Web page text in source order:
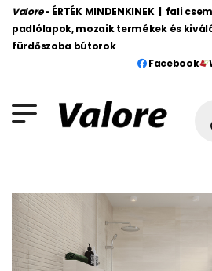
Valore - ÉRTÉK MINDENKINEK | fali
padlólapok, mozaik termékek és
fürdőszoba bútorok
Facebook